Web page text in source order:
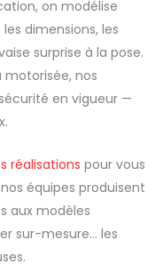
on modélise
dimensions, les
surprise à la pose.
motorisée, nos
en vigueur —
réalisations pour vous
équipes produisent
aux modèles
sur-mesure… les